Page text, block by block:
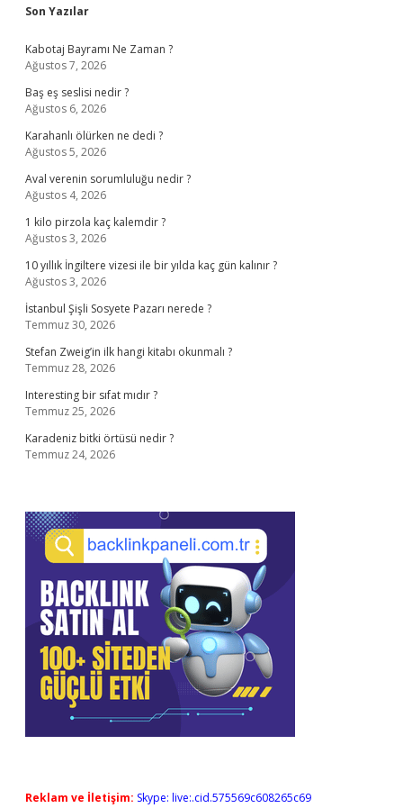
Sidebar
Son Yazılar
Kabotaj Bayramı Ne Zaman ?
Ağustos 7, 2026
Baş eş seslisi nedir ?
Ağustos 6, 2026
Karahanlı ölürken ne dedi ?
Ağustos 5, 2026
Aval verenin sorumluluğu nedir ?
Ağustos 4, 2026
1 kilo pirzola kaç kalemdir ?
Ağustos 3, 2026
10 yıllık İngiltere vizesi ile bir yılda kaç gün kalınır ?
Ağustos 3, 2026
İstanbul Şişli Sosyete Pazarı nerede ?
Temmuz 30, 2026
Stefan Zweig’in ilk hangi kitabı okunmalı ?
Temmuz 28, 2026
Interesting bir sıfat mıdır ?
Temmuz 25, 2026
Karadeniz bitki örtüsü nedir ?
Temmuz 24, 2026
Reklam ve İletişim: Skype: live:.cid.575569c608265c69